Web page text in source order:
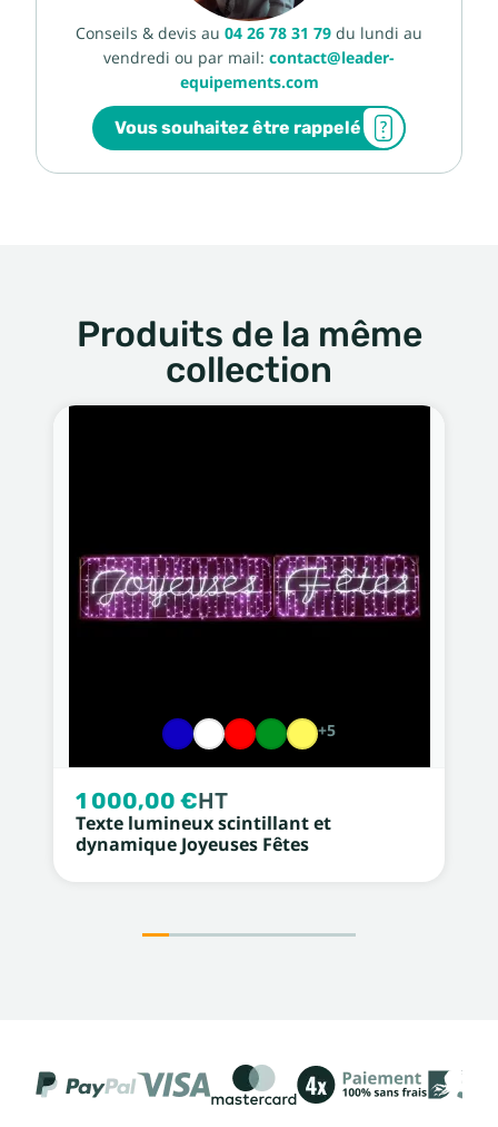
Conseils & devis au 04 26 78 31 79 du lundi au
vendredi ou par mail: contact@leader-
equipements.com
Vous souhaitez être rappelé
Produits de la même
collection
+5
1 000,00 €HT
Texte lumineux scintillant et
dynamique Joyeuses Fêtes